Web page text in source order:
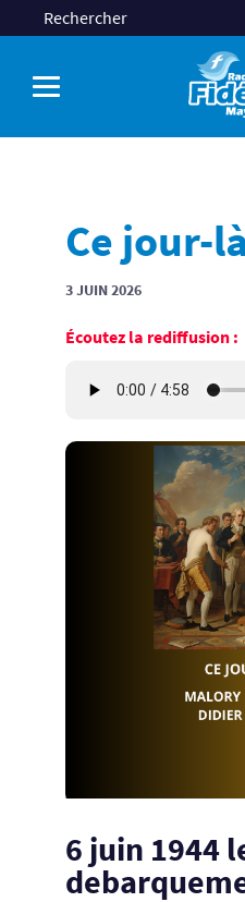
Ce jour-là
3 JUIN 2026
Écoutez la rediffusion :
6 juin 1944